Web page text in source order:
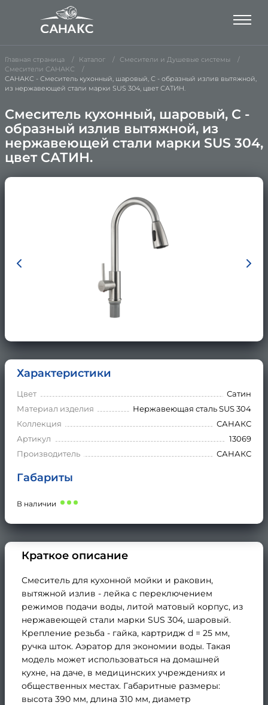
Главная страница Каталог
Смесители и Душевые системы
Смесители САНАКС
САНАКС - Смеситель кухонный, шаровый, С - образный излив вытяжной,
из нержавеющей стали марки SUS 304, цвет САТИН.
Смеситель кухонный, шаровый, С -
образный излив вытяжной, из
нержавеющей стали марки SUS 304,
цвет САТИН.
Характеристики
Цвет
Сатин
Материал изделия
Нержавеющая сталь SUS 304
Коллекция
САНАКС
Артикул
13069
Производитель
САНАКС
Габариты
В наличии
Краткое описание
Смеситель для кухонной мойки и раковин,
вытяжной излив - лейка с переключением
режимов подачи воды, литой матовый корпус, из
нержавеющей стали марки SUS 304, шаровый.
Крепление резьба - гайка, картридж d = 25 мм,
ручка шток. Аэратор для экономии воды. Такая
модель может использоваться на домашней
кухне, на даче, в медицинских учреждениях и
общественных местах. Габаритные размеры:
высота 390 мм, длина 310 мм, диаметр